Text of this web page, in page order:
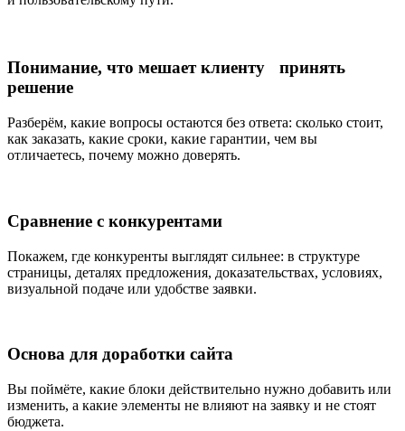
Понимание, что мешает клиенту принять
решение
Разберём, какие вопросы остаются без ответа: сколько стоит,
как заказать, какие сроки, какие гарантии, чем вы
отличаетесь, почему можно доверять.
Сравнение с конкурентами
Покажем, где конкуренты выглядят сильнее: в структуре
страницы, деталях предложения, доказательствах, условиях,
визуальной подаче или удобстве заявки.
Основа для доработки сайта
Вы поймёте, какие блоки действительно нужно добавить или
изменить, а какие элементы не влияют на заявку и не стоят
бюджета.